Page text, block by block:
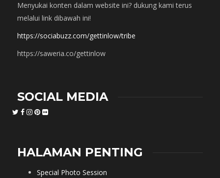
Menyukai konten dalam website ini? dukung kami terus
melalui link dibawah ini!
https://sociabuzz.com/gettinlow/tribe
https://saweria.co/gettinlow
SOCIAL MEDIA
HALAMAN PENTING
Special Photo Session